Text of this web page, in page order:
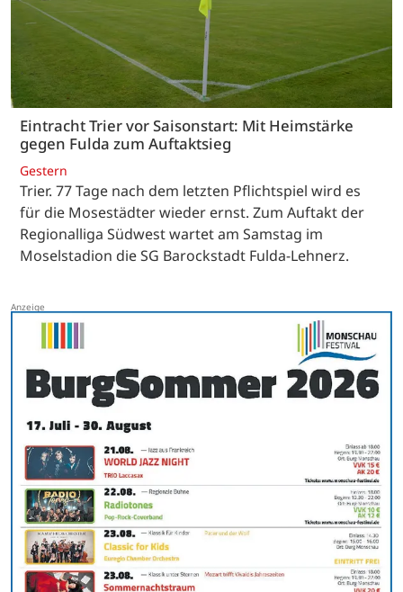
Eintracht Trier vor Saisonstart: Mit Heimstärke
gegen Fulda zum Auftaktsieg
Gestern
Trier. 77 Tage nach dem letzten Pflichtspiel wird es
für die Mosestädter wieder ernst. Zum Auftakt der
Regionalliga Südwest wartet am Samstag im
Moselstadion die SG Barockstadt Fulda-Lehnerz.